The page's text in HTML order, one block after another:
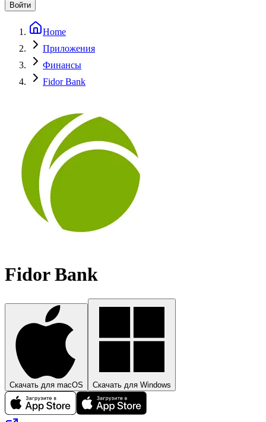
Войти
Home
Приложения
Финансы
Fidor Bank
Fidor Bank
Скачать для macOS Скачать для Windows